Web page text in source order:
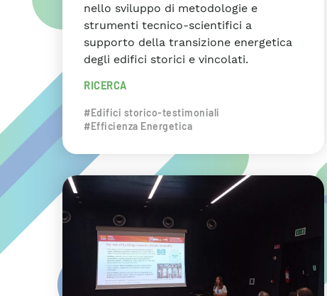
nello sviluppo di metodologie e
strumenti tecnico-scientifici a
supporto della transizione energetica
degli edifici storici e vincolati.
RICERCA
#Edifici storico-testimoniali
#Efficienza Energetica